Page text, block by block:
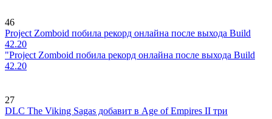
46
Project Zomboid побила рекорд онлайна после выхода Build
42.20
"Project Zomboid побила рекорд онлайна после выхода Build
42.20
27
DLC The Viking Sagas добавит в Age of Empires II три